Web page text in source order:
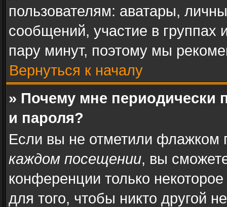
пользователям: аватары,
сообщений, участие в группах
пару минут, поэтому мы
Вернуться к началу
» Почему мне периодически
и пароля?
Если вы не отметили флажком
каждом посещении, вы
конференции только
для того, чтобы никто другой